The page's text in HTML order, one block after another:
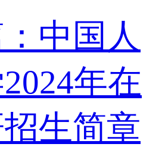
中国人
年在
生简章